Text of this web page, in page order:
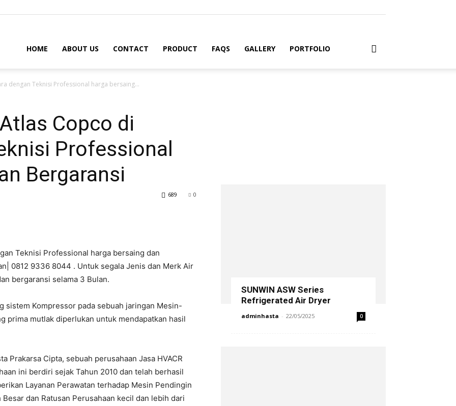
HOME ABOUT US CONTACT PRODUCT FAQS GALLERY PORTFOLIO
dengan Teknisi Professional harga bersaing...
Copco di
Professional
Bergaransi
0
689
Teknisi Professional harga bersaing dan
0812 9336 8044 . Untuk segala Jenis dan Merk Air
bergaransi selama 3 Bulan.
sistem Kompressor pada sebuah jaringan Mesin-
prima mutlak diperlukan untuk mendapatkan hasil
Prakarsa Cipta, sebuah perusahaan Jasa HVACR
ini berdiri sejak Tahun 2010 dan telah berhasil
Layanan Perawatan terhadap Mesin Pendingin
dan Ratusan Perusahaan kecil dan lebih dari
SUNWIN ASW Series
Refrigerated Air Dryer
adminhasta - 22/05/2025 0